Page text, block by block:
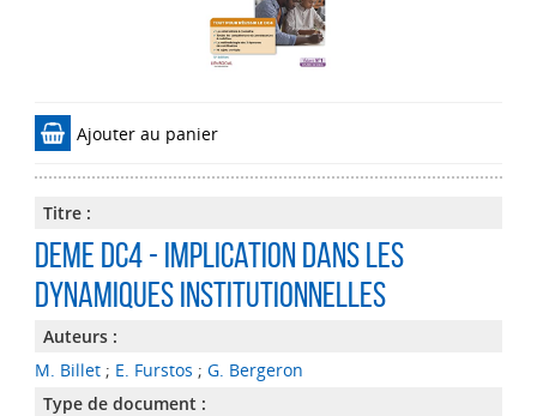
Ajouter au panier
Titre :
DEME DC4 - Implication dans les
dynamiques institutionnelles
Auteurs :
M. Billet; E. Furstos ; G. Bergeron
Type de document :